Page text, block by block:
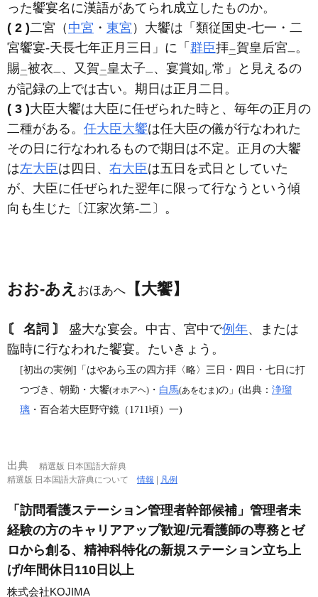
った饗宴名に漢語があてられ成立したものか。
( 2 )二宮（ 中宮 ・ 東宮 ）大饗は「類従国史‐七一・二
宮饗宴‐天長七年正月三日」に「 群臣拝二賀皇后宮一。
賜二被衣一、又賀二皇太子一、宴賞如レ常」と見えるの
が記録の上では古い。期日は正月二日。
( 3 )大臣大饗は大臣に任ぜられた時と、毎年の正月の
二種がある。 任大臣大饗は任大臣の儀が行なわれた
その日に行なわれるもので期日は不定。正月の大饗
は左大臣は四日、 右大臣は五日を式日としていた
が、大臣に任ぜられた翌年に限って行なうという傾
向も生じた〔江家次第‐二〕。
おお‐あえ おほあへ 【大饗】
〘 名詞 〙 盛大な宴会。中古、宮中で例年、または
臨時に行なわれた饗宴。たいきょう。
[初出の実例]「はやあら玉の四方拝〈略〉三日・四日・七日に打
つづき、朝勤・大饗(オホアヘ) ・ 白馬(あをむま)の」(出典： 浄瑠
璃 ・百合若大臣野守鏡（1711頃）一)
出典
精選版 日本国語大辞典
精選版 日本国語大辞典について情報 凡例
「訪問看護ステーション管理者幹部候補」管理者未
経験の方のキャリアアップ歓迎/元看護師の専務とゼ
ロから創る、精神科特化の新規ステーション立ち上
げ/年間休日110日以上
株式会社KOJIMA